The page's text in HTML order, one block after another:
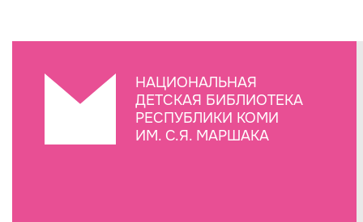
НАЦИОНАЛЬНАЯ
ДЕТСКАЯ БИБЛИОТЕКА
РЕСПУБЛИКИ КОМИ
ИМ. С.Я. МАРШАКА